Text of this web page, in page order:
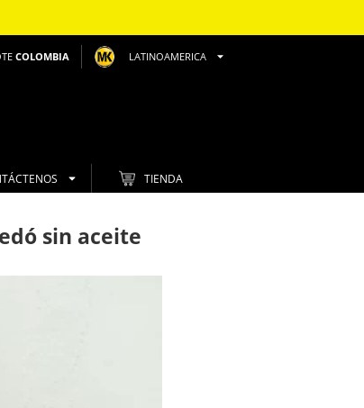
COLOMBIA LATINOAMERICA
TIENDA
sin aceite